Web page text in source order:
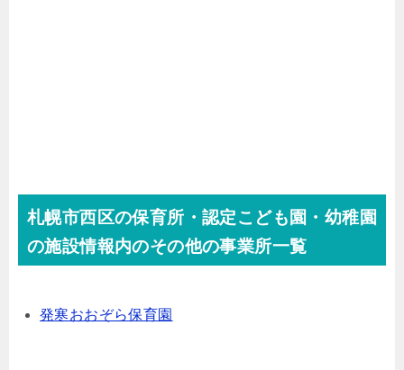
札幌市西区の保育所・認定こども園・幼稚園
の施設情報内のその他の事業所一覧
発寒おおぞら保育園